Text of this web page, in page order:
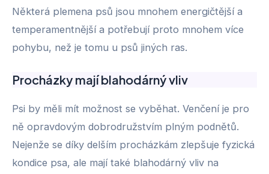
Některá plemena psů jsou mnohem energičtější a
temperamentnější a potřebují proto mnohem více
pohybu, než je tomu u psů jiných ras.
Procházky mají blahodárný vliv
Psi by měli mít možnost se vyběhat. Venčení je pro
ně opravdovým dobrodružstvím plným podnětů.
Nejenže se díky delším procházkám zlepšuje fyzická
kondice psa, ale mají také blahodárný vliv na